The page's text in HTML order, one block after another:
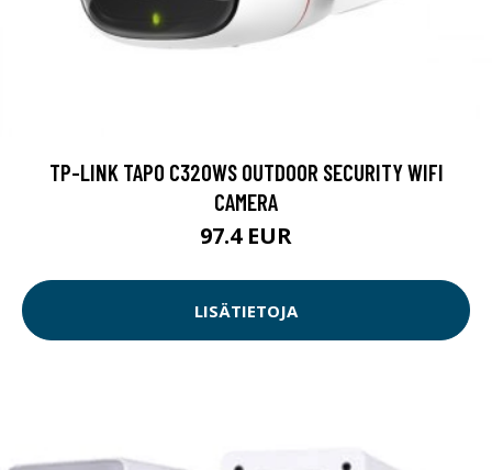
TP-LINK TAPO C320WS OUTDOOR SECURITY WIFI
CAMERA
97.4 EUR
LISÄTIETOJA